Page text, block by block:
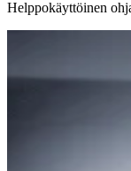
Helppokäyttöinen